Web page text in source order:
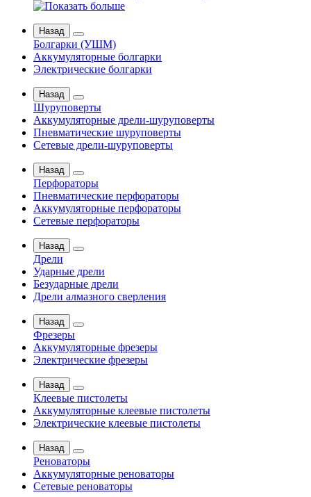
Назад
Болгарки (УШМ)
Аккумуляторные болгарки
Электрические болгарки
Назад
Шуруповерты
Аккумуляторные дрели-шуруповерты
Пневматические шуруповерты
Сетевые дрели-шуруповерты
Назад
Перфораторы
Пневматические перфораторы
Аккумуляторные перфораторы
Сетевые перфораторы
Назад
Дрели
Ударные дрели
Безударные дрели
Дрели алмазного сверления
Назад
Фрезеры
Аккумуляторные фрезеры
Электрические фрезеры
Назад
Клеевые пистолеты
Аккумуляторные клеевые пистолеты
Электрические клеевые пистолеты
Назад
Реноваторы
Аккумуляторные реноваторы
Сетевые реноваторы